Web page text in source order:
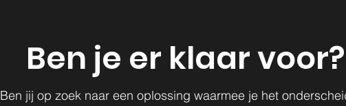
Ben je er klaar voor?
Ben jij op zoek naar een oplossing waarmee je het